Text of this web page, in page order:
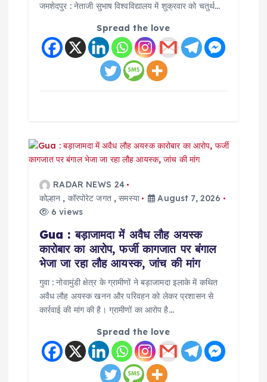
जमशेदपुर : नेताजी सुभाष विश्वविद्यालय में शुक्रवार को चतुर्थ…
Spread the love
RADAR NEWS 24
कोल्हान , कॉरपोरेट जगत,समस्या
August 7, 2026
6 views
Gua : बड़ाजामदा में अवैध लौह अयस्क
कारोबार का आरोप, फर्जी कागजात पर बंगाल
भेजा जा रहा लौह आयस्क, जांच की मांग
गुवा : नोवामुंडी क्षेत्र के ग्रामीणों ने बड़ाजामदा इलाके में कथित
अवैध लौह अयस्क खनन और परिवहन को लेकर प्रशासन से
कार्रवाई की मांग की है। ग्रामीणों का आरोप है…
Spread the love